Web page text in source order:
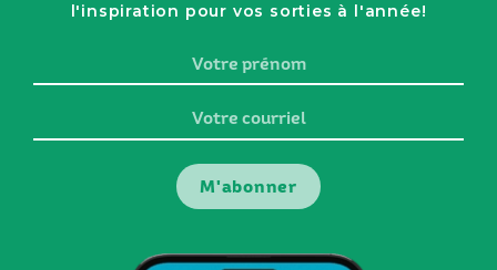
l'inspiration pour vos sorties à l'année!
prénom
courriel